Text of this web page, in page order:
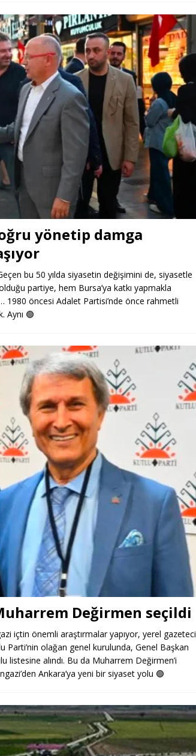
yönetip damga
bu 50 yılda siyasetin değişimini de, siyasetle
partiye, hem Bursa’ya katkı yapmakla
1980 öncesi Adalet Partisi’nde önce rahmetli
Aynı 🟢
Değirmen seçildi
içtin önemli araştırmalar yapıyor, yerel gazeteci
olağan genel kurulunda, Genel Başkan
listesine alındı. Bu da Muharrem Değirmen’i
Ankara’ya yeni bir siyaset yolu 🟢